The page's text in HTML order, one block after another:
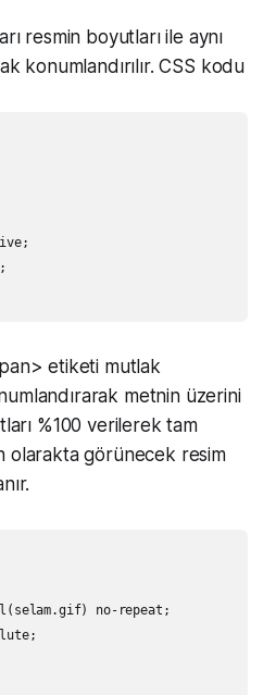
resmin boyutları ile aynı
konumlandırılır. CSS kodu
etiketi mutlak
metnin üzerini
%100 verilerek tam
olarakta görünecek resim